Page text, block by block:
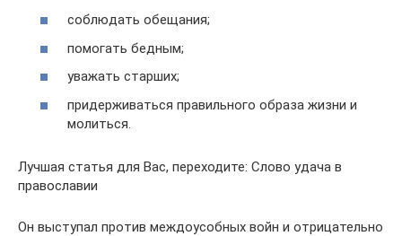
соблюдать обещания;
помогать бедным;
уважать старших;
придерживаться правильного образа жизни и
молиться.
Лучшая статья для Вас, переходите: Слово удача в
православии
Он выступал против междоусобных войн и отрицательно